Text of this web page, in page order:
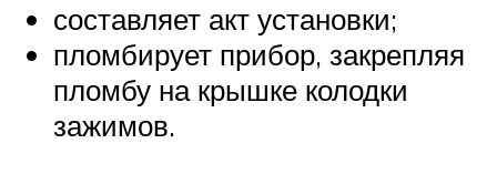
составляет акт установки;
пломбирует прибор, закрепляя
пломбу на крышке колодки
зажимов.